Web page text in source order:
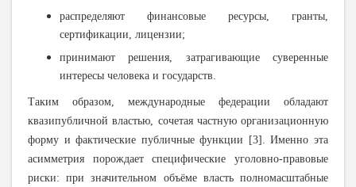
распределяют финансовые ресурсы, гранты,
сертификации, лицензии;
принимают решения, затрагивающие суверенные
интересы человека и государств.
Таким образом, международные федерации обладают
квазипубличной властью, сочетая частную организационную
форму и фактические публичные функции
[3]. Именно эта
асимметрия порождает специфические уголовно-правовые
риски: при значительном объёме власть полномасштабные